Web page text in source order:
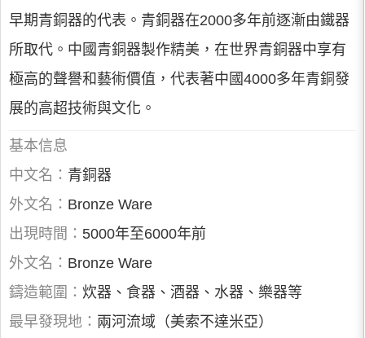
早期青銅器的代表。青銅器在2000多年前逐漸由鐵器
所取代。中國青銅器製作精美，在世界青銅器中享有
極高的聲譽和藝術價值，代表著中國4000多年青銅發
展的高超技術與文化。
基本信息
中文名： 青銅器
外文名： Bronze Ware
出現時間： 5000年至6000年前
外文名： Bronze Ware
鑄造範圍： 炊器、食器、酒器、水器、樂器等
最早發現地： 兩河流域（美索不達米亞）